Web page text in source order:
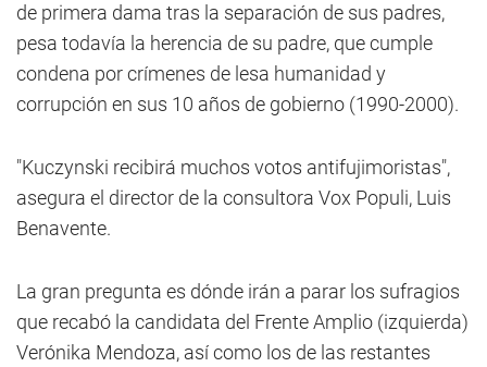
de primera dama tras la separación de sus padres,
pesa todavía la herencia de su padre, que cumple
condena por crímenes de lesa humanidad y
corrupción en sus 10 años de gobierno (1990-2000).
"Kuczynski recibirá muchos votos antifujimoristas",
asegura el director de la consultora Vox Populi, Luis
Benavente.
La gran pregunta es dónde irán a parar los sufragios
que recabó la candidata del Frente Amplio (izquierda)
Verónika Mendoza, así como los de las restantes